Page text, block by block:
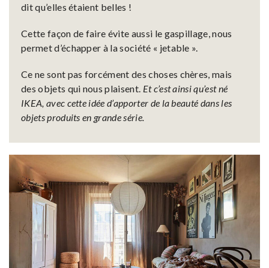
dit qu’elles étaient belles !
Cette façon de faire évite aussi le gaspillage, nous
permet d’échapper à la société « jetable ».
Ce ne sont pas forcément des choses chères, mais
des objets qui nous plaisent. Et c’est ainsi qu’est né
IKEA, avec cette idée d’apporter de la beauté dans les
objets produits en grande série.